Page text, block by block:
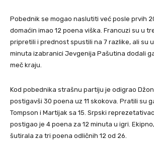
Pobednik se mogao naslutiti već posle prvih
domaćin imao 12 poena viška. Francuzi su u
pripretili i prednost spustili na 7 razlike, ali su
minuta izabranici Jevgenija Pašutina dodali
meč kraju.
Kod pobednika strašnu partiju je odigrao
postigavši 30 poena uz 11 skokova. Pratili su
Tompson i Martijak sa 15. Srpski
postigao je 4 poena za 12 minuta u igri.
šutirala za tri poena odličnih 12 od 26.